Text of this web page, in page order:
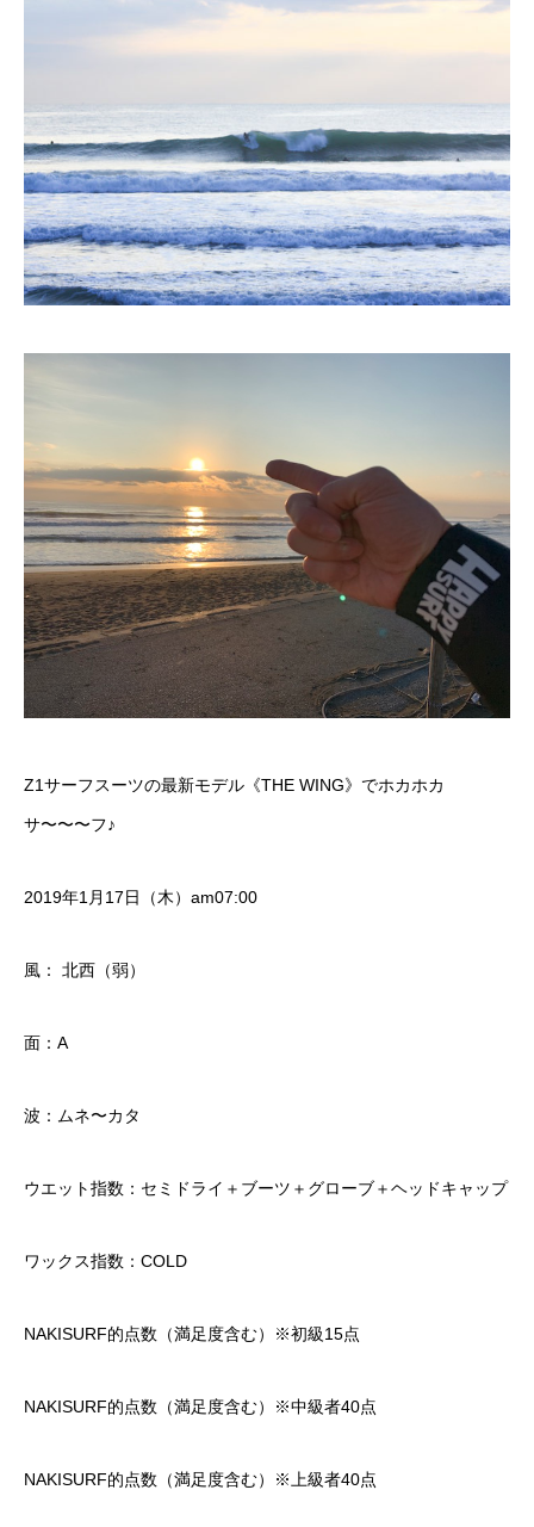
Z1サーフスーツの最新モデル《THE WING》でホカホカ
サ〜〜〜フ♪
2019年1月17日（木）am07:00
風： 北西（弱）
面：A
波：ムネ〜カタ
ウエット指数：セミドライ＋ブーツ＋グローブ＋ヘッドキャップ
ワックス指数：COLD
NAKISURF的点数（満足度含む）※初級15点
NAKISURF的点数（満足度含む）※中級者40点
NAKISURF的点数（満足度含む）※上級者40点